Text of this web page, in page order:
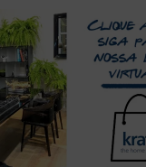
frente
da
Kartell